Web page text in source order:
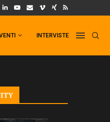
DI FIST OF THE NORTH STAR!
INTERVISTE